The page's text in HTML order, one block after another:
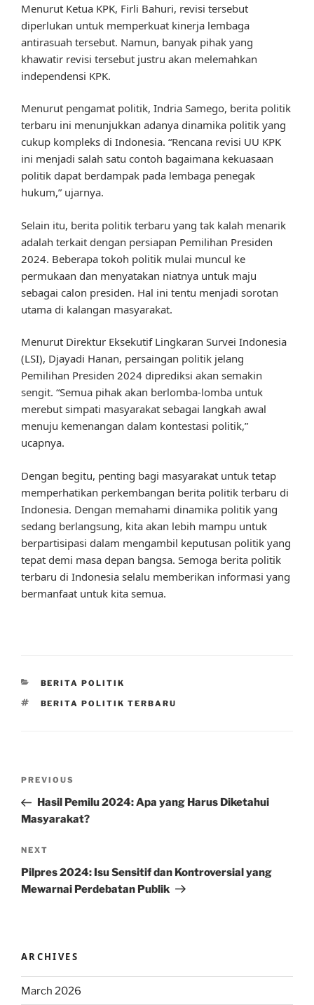
Menurut Ketua KPK, Firli Bahuri, revisi tersebut
diperlukan untuk memperkuat kinerja lembaga
antirasuah tersebut. Namun, banyak pihak yang
khawatir revisi tersebut justru akan melemahkan
independensi KPK.
Menurut pengamat politik, Indria Samego, berita politik
terbaru ini menunjukkan adanya dinamika politik yang
cukup kompleks di Indonesia. “Rencana revisi UU KPK
ini menjadi salah satu contoh bagaimana kekuasaan
politik dapat berdampak pada lembaga penegak
hukum,” ujarnya.
Selain itu, berita politik terbaru yang tak kalah menarik
adalah terkait dengan persiapan Pemilihan Presiden
2024. Beberapa tokoh politik mulai muncul ke
permukaan dan menyatakan niatnya untuk maju
sebagai calon presiden. Hal ini tentu menjadi sorotan
utama di kalangan masyarakat.
Menurut Direktur Eksekutif Lingkaran Survei Indonesia
(LSI), Djayadi Hanan, persaingan politik jelang
Pemilihan Presiden 2024 diprediksi akan semakin
sengit. “Semua pihak akan berlomba-lomba untuk
merebut simpati masyarakat sebagai langkah awal
menuju kemenangan dalam kontestasi politik,”
ucapnya.
Dengan begitu, penting bagi masyarakat untuk tetap
memperhatikan perkembangan berita politik terbaru di
Indonesia. Dengan memahami dinamika politik yang
sedang berlangsung, kita akan lebih mampu untuk
berpartisipasi dalam mengambil keputusan politik yang
tepat demi masa depan bangsa. Semoga berita politik
terbaru di Indonesia selalu memberikan informasi yang
bermanfaat untuk kita semua.
CATEGORIES
BERITA POLITIK
TAGS
BERITA POLITIK TERBARU
Previous
Post
PREVIOUS
Hasil Pemilu 2024: Apa yang Harus Diketahui
Masyarakat?
Next
Post
NEXT
Pilpres 2024: Isu Sensitif dan Kontroversial yang
Mewarnai Perdebatan Publik
ARCHIVES
March 2026